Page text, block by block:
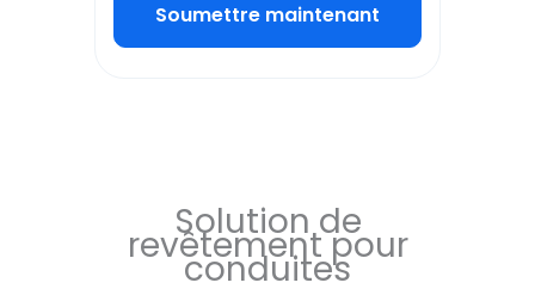
Soumettre maintenant
Solution de
revêtement pour
conduites